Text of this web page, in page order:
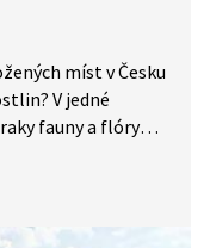
míst v Česku
V jedné
fauny a flóry